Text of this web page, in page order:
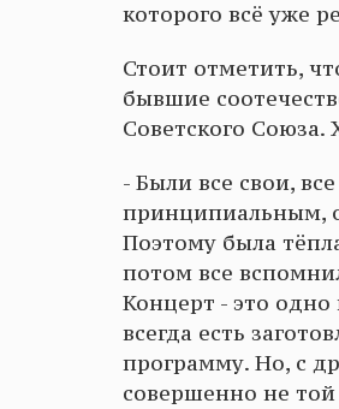
которого всё уже
Стоит отметить,
бывшие
Советского Союза.
- Были все свои,
принципиальным,
Поэтому была
потом все
Концерт - это
всегда есть
программу. Но, с
совершенно не